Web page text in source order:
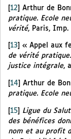
[12] Arthur de
pratique. Ecole
vérité, Paris, Imp.
13 « Appel aux
de vérité
justice intégrale,
14 Arthur de
pratique. Ecole
[15] Ligue du
des bénéfices
nom et au profit